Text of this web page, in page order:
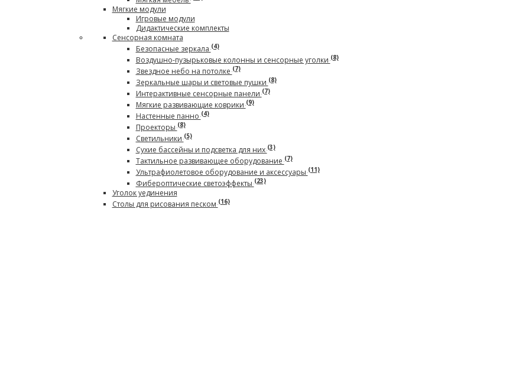
Мягкие модули
Игровые модули
Дидактические комплекты
Сенсорная комната
Безопасные зеркала(4)
Воздушно-пузырьковые колонны и сенсорные уголки(8)
Звездное небо на потолке(7)
Зеркальные шары и световые пушки(8)
Интерактивные сенсорные панели(7)
Мягкие развивающие коврики(9)
Настенные панно(4)
Проекторы(8)
Светильники(5)
Сухие бассейны и подсветка для них(3)
Тактильное развивающее оборудование(7)
Ультрафиолетовое оборудование и аксессуары(11)
Фибероптические светоэффекты(23)
Уголок уединения
Столы для рисования песком(16)